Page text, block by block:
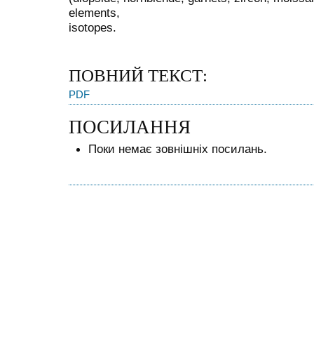
elements,
isotopes.
ПОВНИЙ ТЕКСТ:
PDF
ПОСИЛАННЯ
Поки немає зовнішніх посилань.